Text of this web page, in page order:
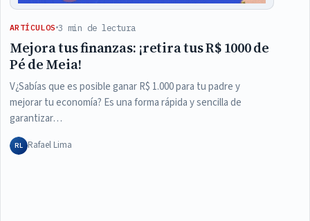
ARTÍCULOS 3 min de lectura
Mejora tus finanzas: ¡retira tus R$ 1000 de
Pé de Meia!
V¿Sabías que es posible ganar R$ 1.000 para tu padre y
mejorar tu economía? Es una forma rápida y sencilla de
garantizar…
RL Rafael Lima